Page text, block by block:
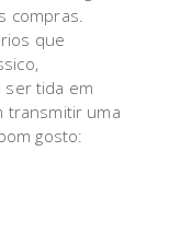
compras.
que
ser tida em
transmitir uma
gosto: